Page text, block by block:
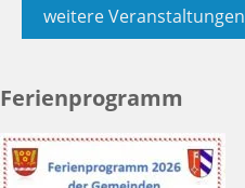
weitere Veranstaltungen
Ferienprogramm